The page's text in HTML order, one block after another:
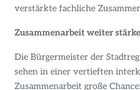
verstärkte fachliche
Zusammenarbeit weiter
Die Bürgermeister der
sehen in einer vertieften
Zusammenarbeit große